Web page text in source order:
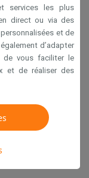
services les plus
direct ou via des
et de
d’adapter
de vous faciliter le
et de réaliser des